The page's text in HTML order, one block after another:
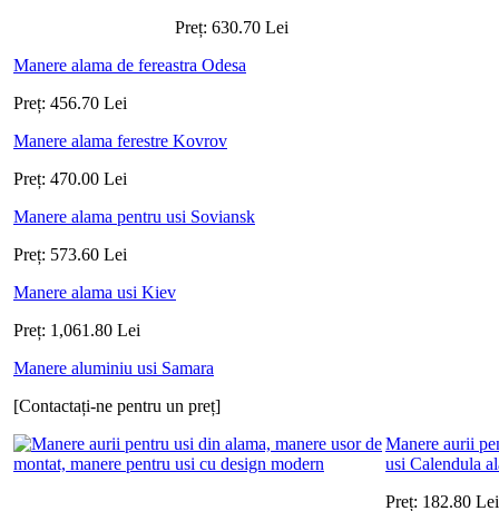
Preț: 630.70 Lei
Manere alama de fereastra Odesa
Preț: 456.70 Lei
Manere alama ferestre Kovrov
Preț: 470.00 Lei
Manere alama pentru usi Soviansk
Preț: 573.60 Lei
Manere alama usi Kiev
Preț: 1,061.80 Lei
Manere aluminiu usi Samara
[Contactați-ne pentru un preț]
Manere aurii
usi Calendula
Preț: 182.80 Lei